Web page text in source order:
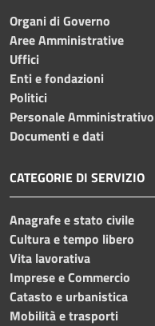
Organi di Governo
Aree Amministrative
Uffici
Enti e fondazioni
Politici
Personale Amministrativo
Documenti e dati
CATEGORIE DI SERVIZIO
Anagrafe e stato civile
Cultura e tempo libero
Vita lavorativa
Imprese e Commercio
Catasto e urbanistica
Mobilità e trasporti